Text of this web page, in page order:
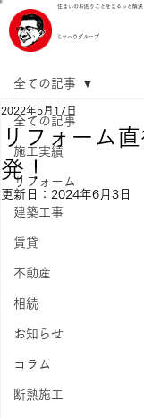
ミヤハウグループ
住まいのお困りごとをまるっと解決
全ての記事
施工実績
リフォーム
建築工事
賃貸
不動産
相続
お知らせ
コラム
断熱施工
全ての記事
リフォーム
発！
2022年5月17日
更新日： 2024年6月3日